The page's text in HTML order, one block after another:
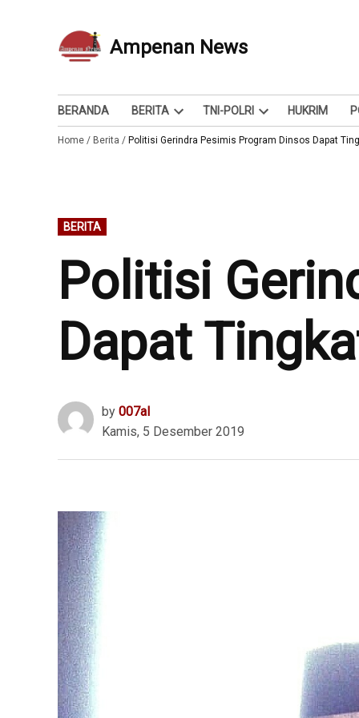
Ampenan News
Berita dan Info
BERANDA BERITA
Open
dropdown
TNI-POLRI
Open
dropdown
HUKRIM
Home / Berita / Politisi Gerindra Pesimis Program Dinsos Dapat
POSTED
IN
BERITA
Politisi
Dapat
by 007al
Kamis, 5 Desember 2019